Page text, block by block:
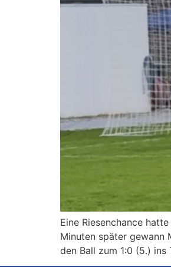
Eine Riesenchance
Minuten später gewann
den Ball zum 1:0 (5.)